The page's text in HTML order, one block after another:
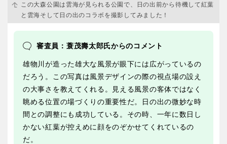
この大森公園は雲海が見られる公園で、日の出前から待機して紅葉
と雲海そして日の出のコラボを撮影してみました！
審査員：蓑茂壽太郎氏からのコメント
雄物川が造った雄大な風景が眼下には広がっているの
だろう。この写真は風景デザインの際の視点場の設え
の大事さを教えてくれる。見える風景の客体ではなく
眺める位置の場づくりの重要性だ。日の出の微妙な時
間との調整にも成功している。その時、一年に数日し
かない紅葉が控えめに顔をのぞかせてくれているの
だ。